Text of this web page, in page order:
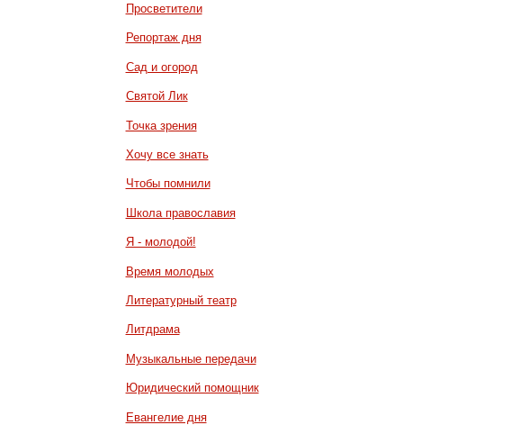
Просветители
Репортаж дня
Сад и огород
Святой Лик
Точка зрения
Хочу все знать
Чтобы помнили
Школа православия
Я - молодой!
Время молодых
Литературный театр
Литдрама
Музыкальные передачи
Юридический помощник
Евангелие дня